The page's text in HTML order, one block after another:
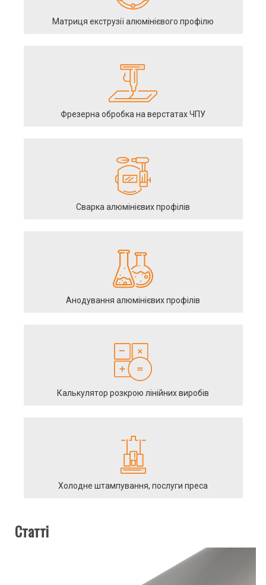
Матриця екструзії алюмінієвого профілю
Фрезерна обробка на верстатах ЧПУ
Сварка алюмінієвих профілів
Анодування алюмінієвих профілів
Калькулятор розкрою лінійних виробів
Холодне штампування, послуги преса
Статті